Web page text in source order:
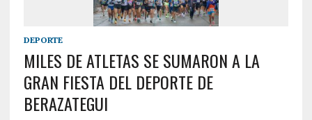
DEPORTE
MILES DE ATLETAS SE SUMARON A LA
GRAN FIESTA DEL DEPORTE DE
BERAZATEGUI